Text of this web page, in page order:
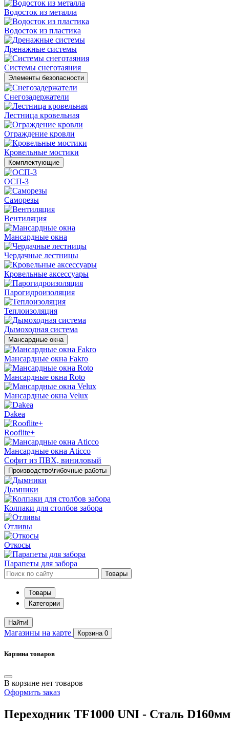
Водосток из металла
Водосток из пластика
Дренажные системы
Системы снеготаяния
Элементы безопасности
Снегозадержатели
Лестница кровельная
Ограждение кровли
Кровельные мостики
Комплектующие
ОСП-3
Саморезы
Вентиляция
Мансардные окна
Чердачные лестницы
Кровельные аксессуары
Парогидроизоляция
Теплоизоляция
Дымоходная система
Мансардные окна
Мансардные окна Fakro
Мансардные окна Roto
Мансардные окна Velux
Dakea
Rooflite+
Мансардные окна Aticco
Софит из ПВХ, виниловый
Производство\гибочные работы
Дымники
Колпаки для столбов забора
Отливы
Откосы
Парапеты для забора
Товары
Товары
Категории
Найти!
Магазины на карте Корзина 0
Корзина товаров
В корзине нет товаров
Оформить заказ
Переходник TF1000 UNI - Сталь D160мм